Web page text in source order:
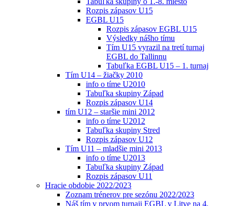
Rozpis zápasov U15
EGBL U15
Rozpis zápasov EGBL U15
Výsledky nášho tímu
Tím U15 vyrazil na tretí turnaj
EGBL do Tallinnu
Tabuľka EGBL U15 – 1. turnaj
Tím U14 – žiačky 2010
info o tíme U2010
Tabuľka skupiny Západ
Rozpis zápasov U14
tím U12 – staršie mini 2012
info o tíme U2012
Tabuľka skupiny Stred
Rozpis zápasov U12
Tím U11 – mladšie mini 2013
info o tíme U2013
Tabuľka skupiny Západ
Rozpis zápasov U11
Hracie obdobie 2022/2023
Zoznam trénerov pre sezónu 2022/2023
Náš tím v prvom turnaji EGBL v Litve na 4.